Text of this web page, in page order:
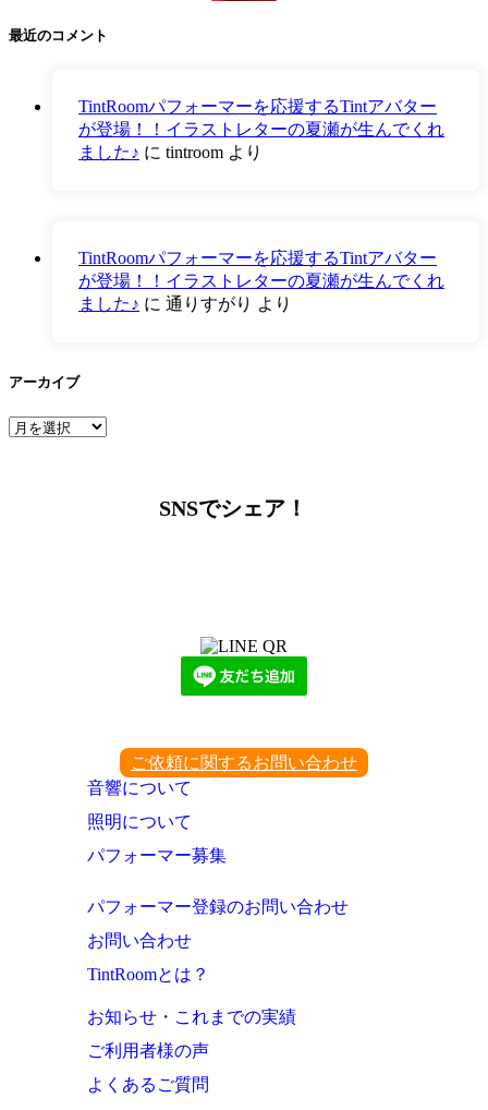
最近のコメント
TintRoomパフォーマーを応援するTintアバター
が登場！！イラストレターの夏瀬が生んでくれ
ました♪ に tintroom より
TintRoomパフォーマーを応援するTintアバター
が登場！！イラストレターの夏瀬が生んでくれ
ました♪ に 通りすがり より
アーカイブ
ア
SNSでシェア！
ご依頼に関するお問い合わせ
音響について
照明について
パフォーマー募集
パフォーマー登録のお問い合わせ
お問い合わせ
TintRoomとは？
お知らせ・これまでの実績
ご利用者様の声
よくあるご質問